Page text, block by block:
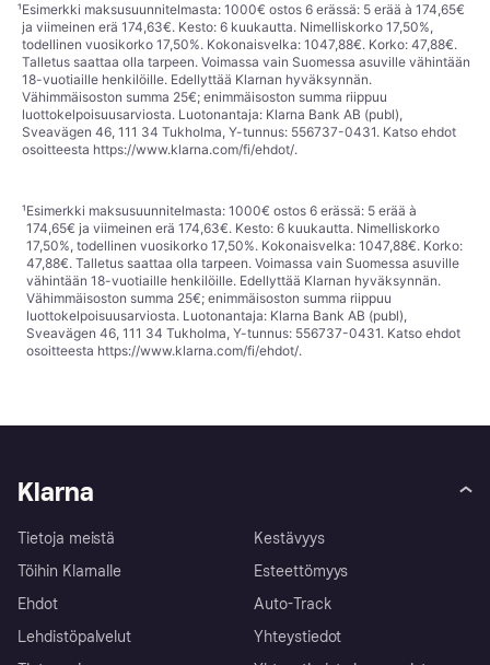
¹Esimerkki maksusuunnitelmasta: 1000€ ostos 6 erässä: 5 erää à 174,65€
ja viimeinen erä 174,63€. Kesto: 6 kuukautta. Nimelliskorko 17,50%,
todellinen vuosikorko 17,50%. Kokonaisvelka: 1047,88€. Korko: 47,88€.
Talletus saattaa olla tarpeen. Voimassa vain Suomessa asuville vähintään
18-vuotiaille henkilöille. Edellyttää Klarnan hyväksynnän.
Vähimmäisoston summa 25€; enimmäisoston summa riippuu
luottokelpoisuusarviosta. Luotonantaja: Klarna Bank AB (publ),
Sveavägen 46, 111 34 Tukholma, Y-tunnus: 556737-0431. Katso ehdot
osoitteesta https://www.klarna.com/fi/ehdot/.
¹Esimerkki maksusuunnitelmasta: 1000€ ostos 6 erässä: 5 erää à
174,65€ ja viimeinen erä 174,63€. Kesto: 6 kuukautta. Nimelliskorko
17,50%, todellinen vuosikorko 17,50%. Kokonaisvelka: 1047,88€. Korko:
47,88€. Talletus saattaa olla tarpeen. Voimassa vain Suomessa asuville
vähintään 18-vuotiaille henkilöille. Edellyttää Klarnan hyväksynnän.
Vähimmäisoston summa 25€; enimmäisoston summa riippuu
luottokelpoisuusarviosta. Luotonantaja: Klarna Bank AB (publ),
Sveavägen 46, 111 34 Tukholma, Y-tunnus: 556737-0431. Katso ehdot
osoitteesta https://www.klarna.com/fi/ehdot/.
Klarna
Tietoja meistä
Töihin Klarnalle
Ehdot
Lehdistöpalvelut
Kestävyys
Esteettömyys
Auto-Track
Yhteystiedot